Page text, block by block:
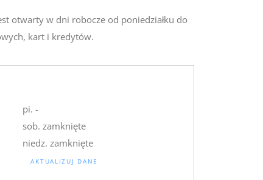
otwarty w dni robocze od poniedziałku do
kart i kredytów.
pi. -
sob. zamknięte
niedz. zamknięte
AKTUALIZUJ DANE